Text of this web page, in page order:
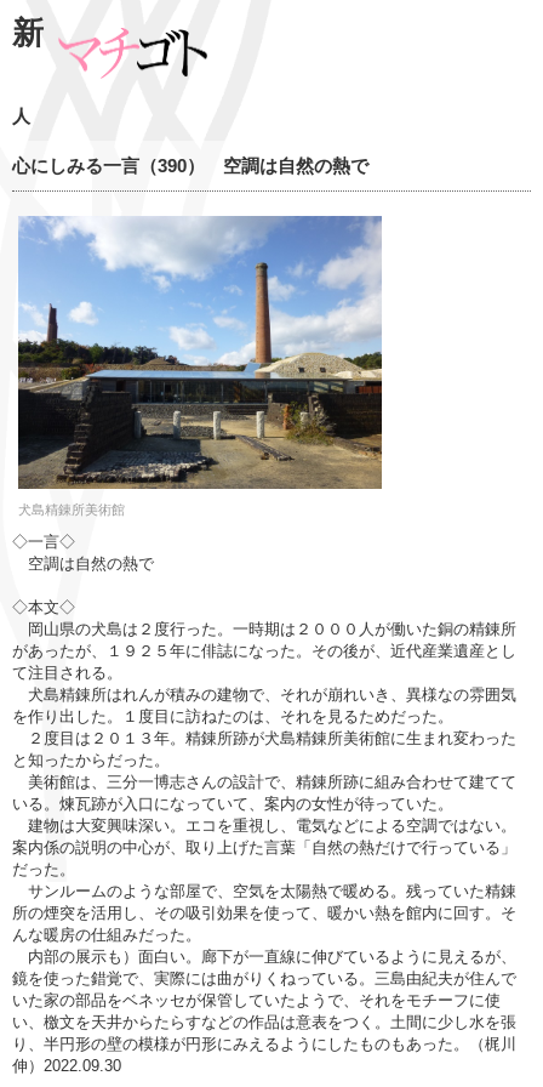
新
人
心にしみる一言（390） 空調は自然の熱で
犬島精錬所美術館
◇一言◇
空調は自然の熱で
◇本文◇
岡山県の犬島は２度行った。一時期は２０００人が働いた銅の精錬所
があったが、１９２５年に俳誌になった。その後が、近代産業遺産とし
て注目される。
犬島精錬所はれんが積みの建物で、それが崩れいき、異様なの雰囲気
を作り出した。１度目に訪ねたのは、それを見るためだった。
２度目は２０１３年。精錬所跡が犬島精錬所美術館に生まれ変わった
と知ったからだった。
美術館は、三分一博志さんの設計で、精錬所跡に組み合わせて建てて
いる。煉瓦跡が入口になっていて、案内の女性が待っていた。
建物は大変興味深い。エコを重視し、電気などによる空調ではない。
案内係の説明の中心が、取り上げた言葉「自然の熱だけで行っている」
だった。
サンルームのような部屋で、空気を太陽熱で暖める。残っていた精錬
所の煙突を活用し、その吸引効果を使って、暖かい熱を館内に回す。そ
んな暖房の仕組みだった。
内部の展示も）面白い。廊下が一直線に伸びているように見えるが、
鏡を使った錯覚で、実際には曲がりくねっている。三島由紀夫が住んで
いた家の部品をベネッセが保管していたようで、それをモチーフに使
い、檄文を天井からたらすなどの作品は意表をつく。土間に少し水を張
り、半円形の壁の模様が円形にみえるようにしたものもあった。（梶川
伸）2022.09.30